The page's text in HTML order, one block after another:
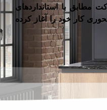
مطابق با استانداردهای
کار خود را آغاز کرده